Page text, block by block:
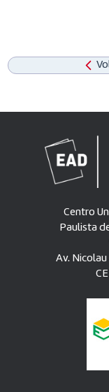
Centro
Paulista
Av.